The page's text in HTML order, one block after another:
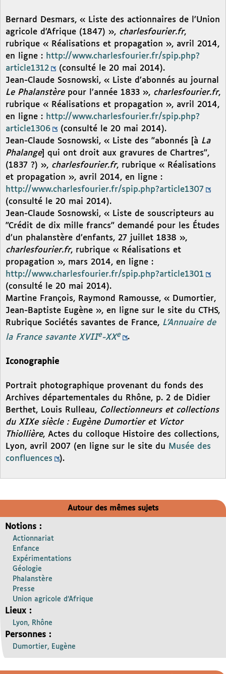
Bernard Desmars, « Liste des actionnaires de l’Union
agricole d’Afrique (1847) », charlesfourier.fr,
rubrique « Réalisations et propagation », avril 2014,
en ligne : http://www.charlesfourier.fr/spip.php?
article1312
(consulté le 20 mai 2014).
Jean-Claude Sosnowski, « Liste d’abonnés au journal
Le Phalanstèrepour l’année 1833 », charlesfourier.fr,
rubrique « Réalisations et propagation », avril 2014,
en ligne : http://www.charlesfourier.fr/spip.php?
article1306
(consulté le 20 mai 2014).
Jean-Claude Sosnowski, « Liste des "abonnés [à La
Phalange] qui ont droit aux gravures de Chartres",
(1837 ?) », charlesfourier.fr, rubrique « Réalisations
et propagation », avril 2014, en ligne :
http://www.charlesfourier.fr/spip.php?article1307
(consulté le 20 mai 2014).
Jean-Claude Sosnowski, « Liste de souscripteurs au
"Crédit de dix mille francs" demandé pour les Études
d’un phalanstère d’enfants, 27 juillet 1838 »,
charlesfourier.fr, rubrique « Réalisations et
propagation », mars 2014, en ligne :
http://www.charlesfourier.fr/spip.php?article1301
(consulté le 20 mai 2014).
Martine François, Raymond Ramousse, « Dumortier,
Jean-Baptiste Eugène », en ligne sur le site du CTHS,
Rubrique Sociétés savantes de France, L’Annuaire de
la France savante XVIIe-XXe .
Iconographie
Portrait photographique provenant du fonds des
Archives départementales du Rhône, p. 2 de Didier
Berthet, Louis Rulleau, Collectionneurs et collections
du XIXe siècle : Eugène Dumortier et Victor
Thiollière, Actes du colloque Histoire des collections,
Lyon, avril 2007 (en ligne sur le site du Musée des
confluences
).
Autour des mêmes sujets
Notions :
Actionnariat
Enfance
Expérimentations
Géologie
Phalanstère
Presse
Union agricole d’Afrique
Lieux :
Lyon, Rhône
Personnes :
Dumortier, Eugène